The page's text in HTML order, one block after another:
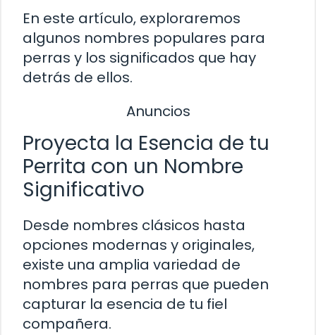
En este artículo, exploraremos
algunos nombres populares para
perras y los significados que hay
detrás de ellos.
Anuncios
Proyecta la Esencia de tu
Perrita con un Nombre
Significativo
Desde nombres clásicos hasta
opciones modernas y originales,
existe una amplia variedad de
nombres para perras que pueden
capturar la esencia de tu fiel
compañera.